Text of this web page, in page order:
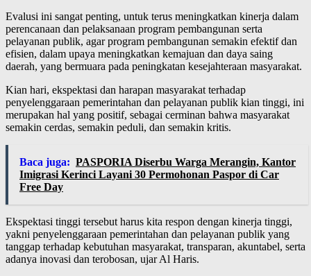
Evalusi ini sangat penting, untuk terus meningkatkan kinerja dalam
perencanaan dan pelaksanaan program pembangunan serta
pelayanan publik, agar program pembangunan semakin efektif dan
efisien, dalam upaya meningkatkan kemajuan dan daya saing
daerah, yang bermuara pada peningkatan kesejahteraan masyarakat.
Kian hari, ekspektasi dan harapan masyarakat terhadap
penyelenggaraan pemerintahan dan pelayanan publik kian tinggi, ini
merupakan hal yang positif, sebagai cerminan bahwa masyarakat
semakin cerdas, semakin peduli, dan semakin kritis.
Baca juga: PASPORIA Diserbu Warga Merangin, Kantor
Imigrasi Kerinci Layani 30 Permohonan Paspor di Car
Free Day
Ekspektasi tinggi tersebut harus kita respon dengan kinerja tinggi,
yakni penyelenggaraan pemerintahan dan pelayanan publik yang
tanggap terhadap kebutuhan masyarakat, transparan, akuntabel, serta
adanya inovasi dan terobosan, ujar Al Haris.